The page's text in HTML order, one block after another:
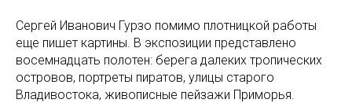
Сергей Иванович Гурзо помимо плотницкой работы
еще пишет картины. В экспозиции представлено
восемнадцать полотен: берега далеких тропических
островов, портреты пиратов, улицы старого
Владивостока, живописные пейзажи Приморья.